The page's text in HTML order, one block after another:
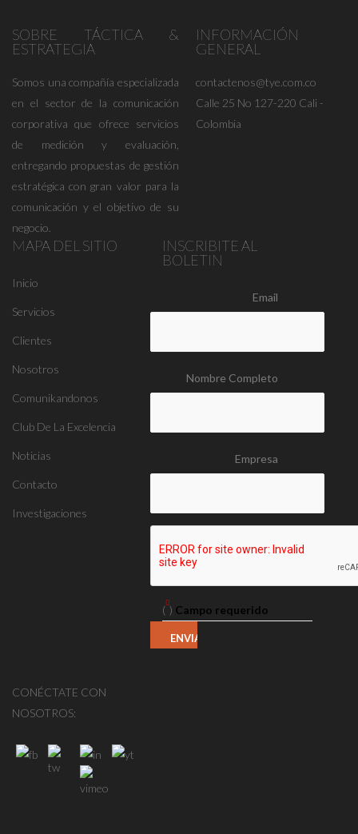
SOBRE TÁCTICA &
ESTRATEGIA
Somos una compañía especializada
en el sector de la comunicación
corporativa que ofrece servicios
de medición y evaluación,
entregando propuestas de gestión
estratégica con gran valor para la
comunicación y el objetivo de su
negocio.
INFORMACIÓN
GENERAL
contactenos@tye.com.co
Calle 25 No 127-220 Cali -
Colombia
MAPA DEL SITIO
Inicio
Servicios
Clientes
Nosotros
Comunikandonos
Club De La Excelencia
Noticias
Contacto
Investigaciones
INSCRIBITE AL
BOLETIN
Email
Nombre Completo
Empresa
( ) Campo requerido
CONÉCTATE CON
NOSOTROS: